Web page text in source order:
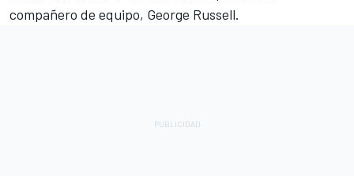
compañero de equipo, George Russell.